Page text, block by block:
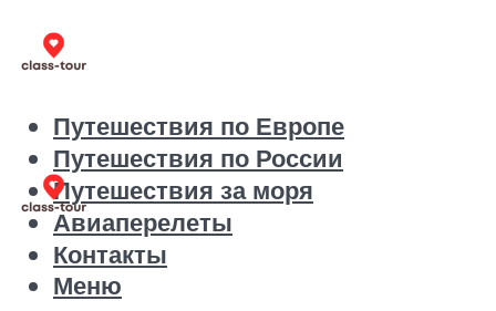
Путешествия по Европе
Путешествия по России
Путешествия за моря
Авиаперелеты
Контакты
Меню